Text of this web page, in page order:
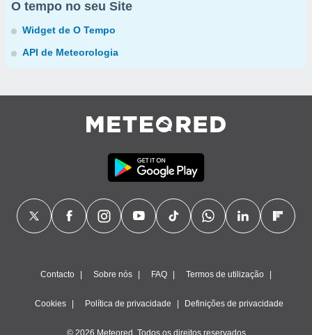
O tempo no seu Site
Widget de O Tempo
API de Meteorologia
Contacto Sobre nós FAQ Termos de utilização
Cookies Política de privacidade Definições de privacidade
© 2026 Meteored. Todos os direitos reservados